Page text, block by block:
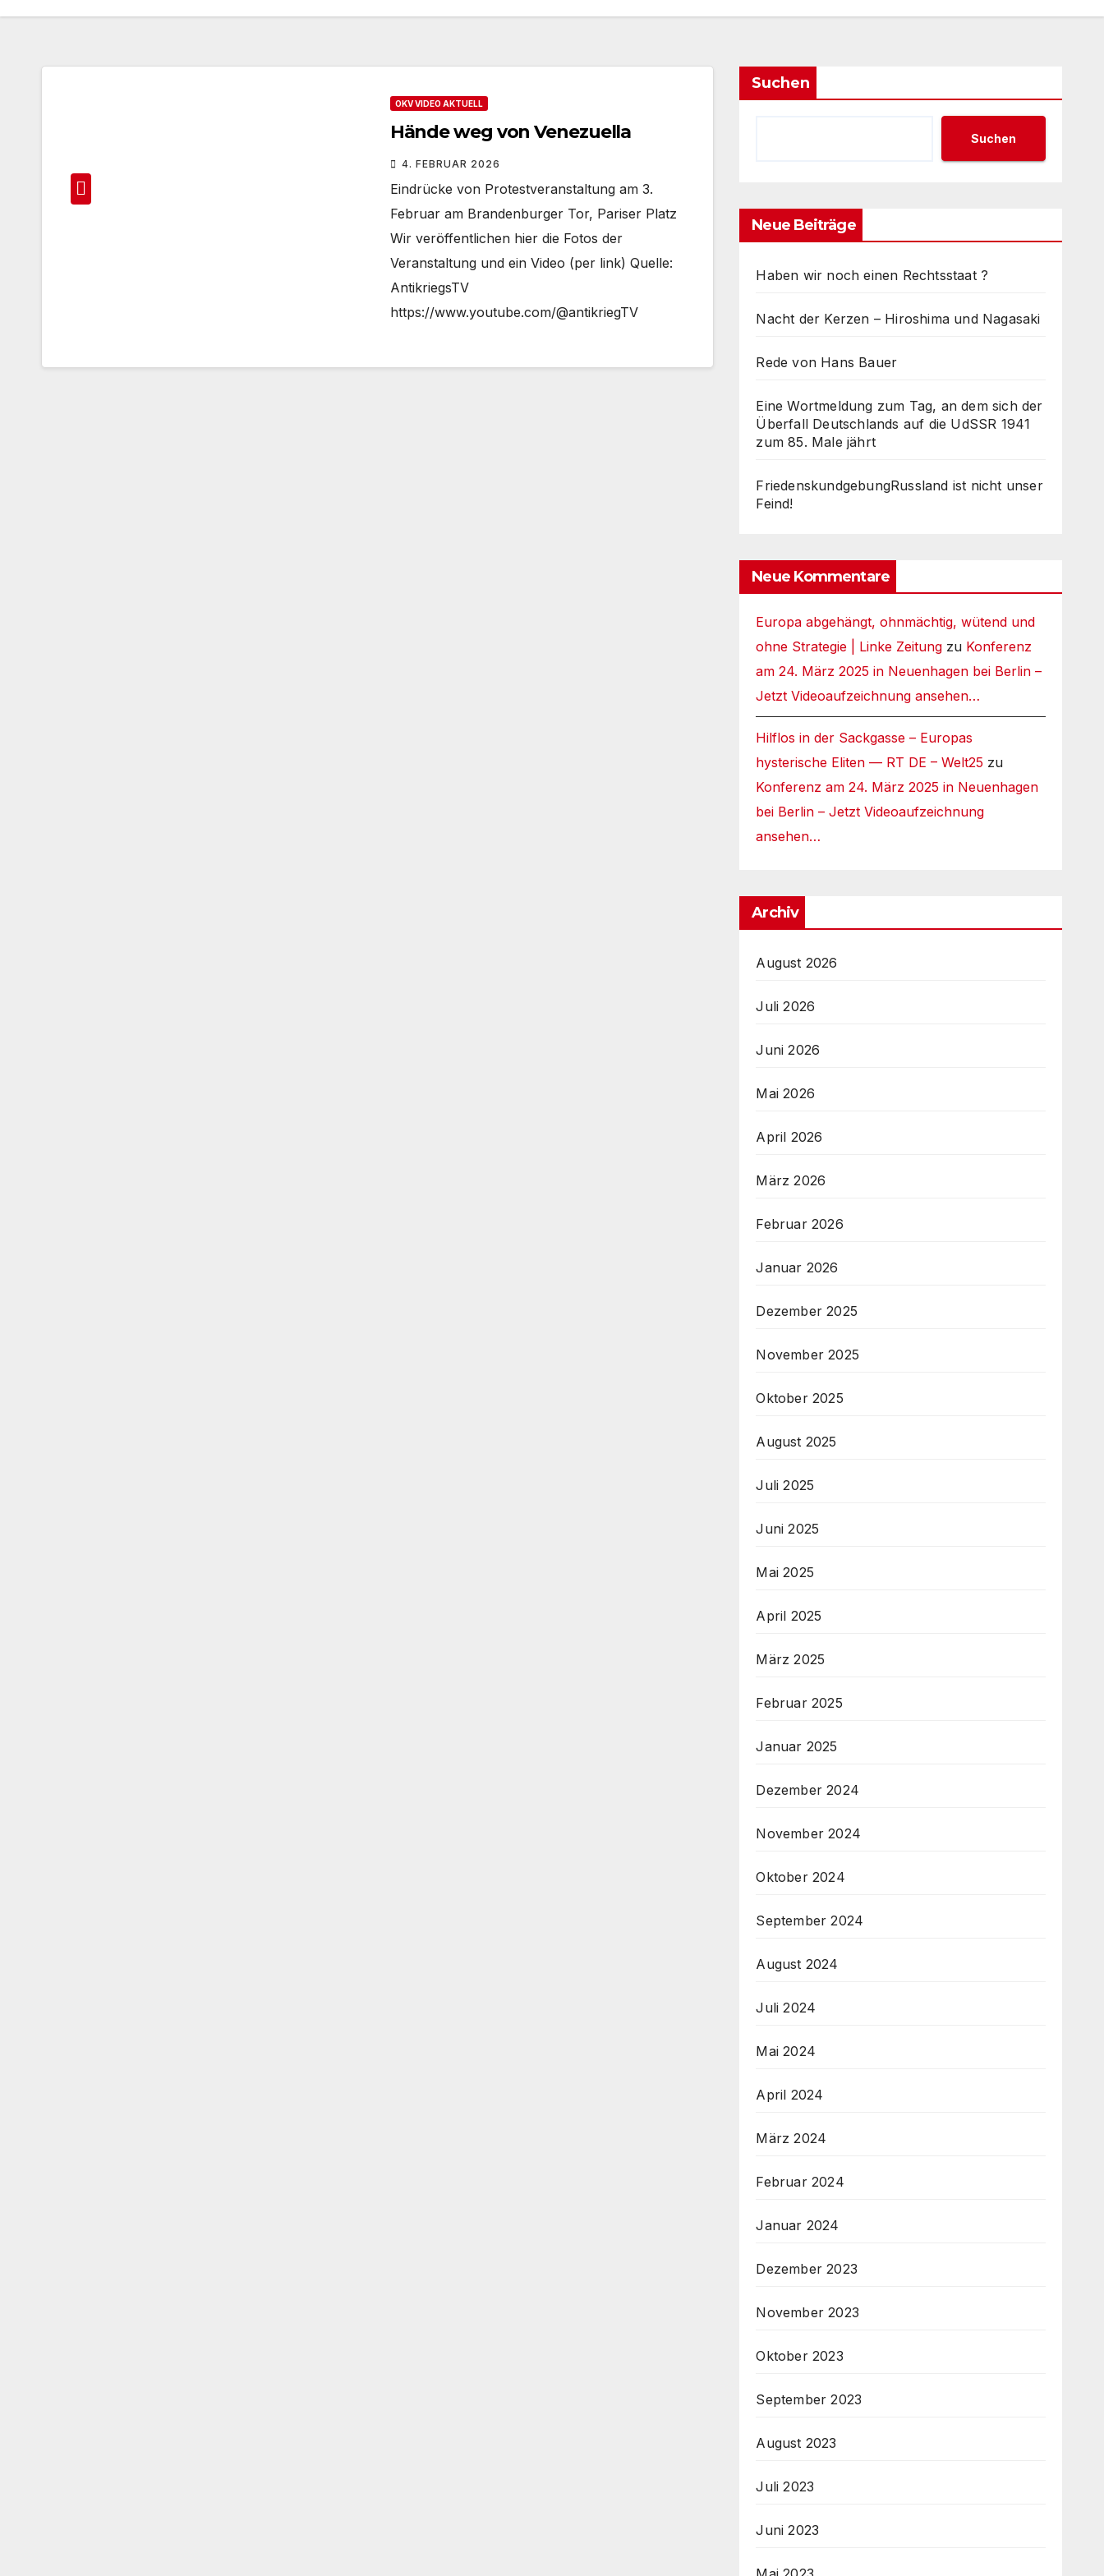
OKV VIDEO AKTUELL
Hände weg von Venezuella
4. FEBRUAR 2026
Eindrücke von Protestveranstaltung am 3.
Februar am Brandenburger Tor, Pariser Platz
Wir veröffentlichen hier die Fotos der
Veranstaltung und ein Video (per link) Quelle:
AntikriegsTV
https://www.youtube.com/@antikriegTV
Suchen
Suchen
Neue Beiträge
Haben wir noch einen Rechtsstaat ?
Nacht der Kerzen – Hiroshima und Nagasaki
Rede von Hans Bauer
Eine Wortmeldung zum Tag, an dem sich der
Überfall Deutschlands auf die UdSSR 1941
zum 85. Male jährt
FriedenskundgebungRussland ist nicht unser
Feind!
Neue Kommentare
Europa abgehängt, ohnmächtig, wütend und
ohne Strategie | Linke Zeitung zu Konferenz
am 24. März 2025 in Neuenhagen bei Berlin –
Jetzt Videoaufzeichnung ansehen…
Hilflos in der Sackgasse – Europas
hysterische Eliten — RT DE – Welt25 zu
Konferenz am 24. März 2025 in Neuenhagen
bei Berlin – Jetzt Videoaufzeichnung
ansehen…
Archiv
August 2026
Juli 2026
Juni 2026
Mai 2026
April 2026
März 2026
Februar 2026
Januar 2026
Dezember 2025
November 2025
Oktober 2025
August 2025
Juli 2025
Juni 2025
Mai 2025
April 2025
März 2025
Februar 2025
Januar 2025
Dezember 2024
November 2024
Oktober 2024
September 2024
August 2024
Juli 2024
Mai 2024
April 2024
März 2024
Februar 2024
Januar 2024
Dezember 2023
November 2023
Oktober 2023
September 2023
August 2023
Juli 2023
Juni 2023